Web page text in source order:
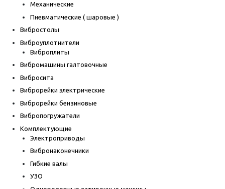
Механические
Пневматические ( шаровые )
Вибростолы
Виброуплотнители
Виброплиты
Вибромашины галтовочные
Вибросита
Виброрейки электрические
Виброрейки бензиновые
Вибропогружатели
Комплектующие
Электроприводы
Вибронаконечники
Гибкие валы
УЗО